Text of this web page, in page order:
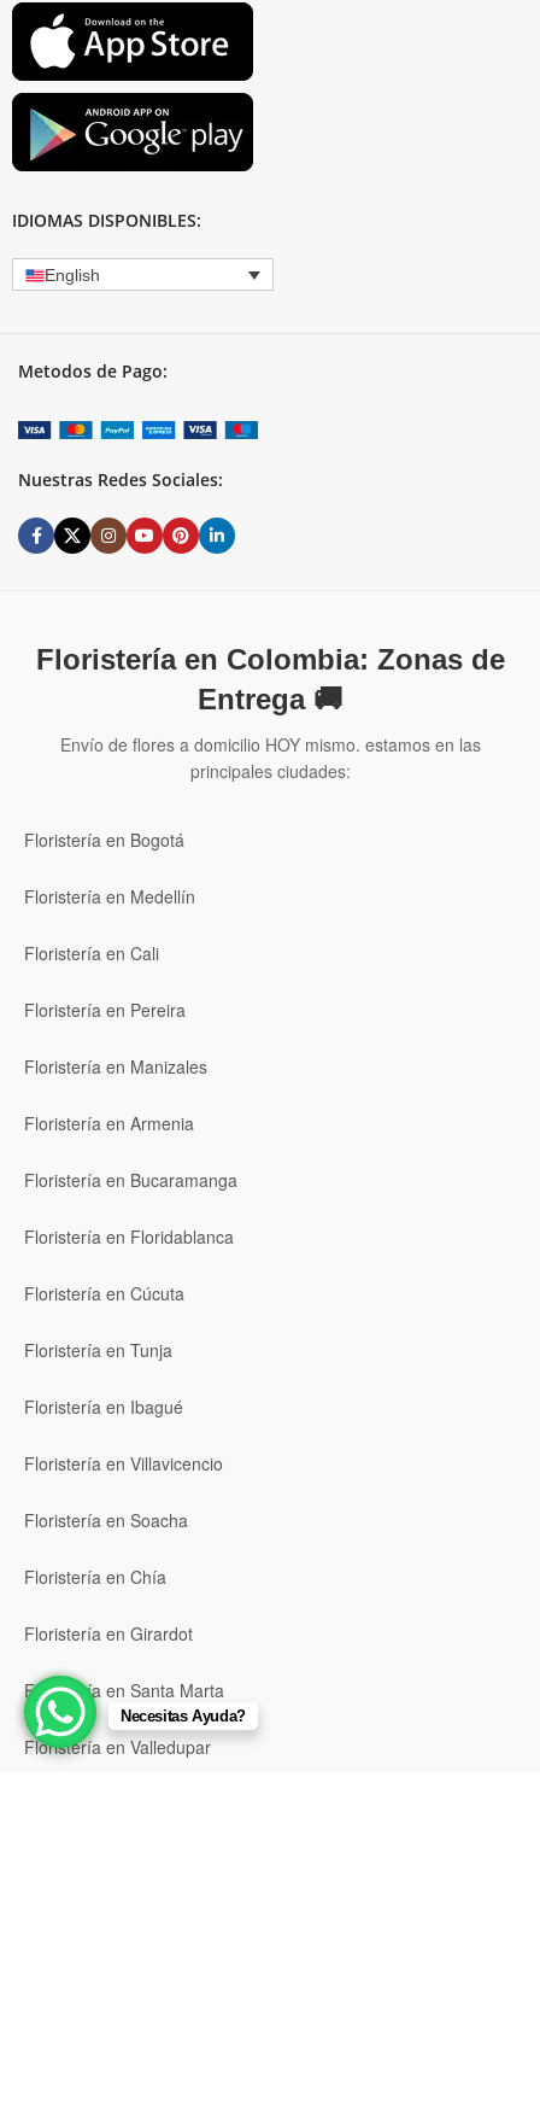
IDIOMAS DISPONIBLES:
English
Metodos de Pago:
Nuestras Redes Sociales:
Floristería en Colombia: Zonas de
Entrega 🚚
Envío de flores a domicilio HOY mismo. estamos en las
principales ciudades:
Floristería en Bogotá
Floristería en Medellín
Floristería en Cali
Floristería en Pereira
Floristería en Manizales
Floristería en Armenia
Floristería en Bucaramanga
Floristería en Floridablanca
Floristería en Cúcuta
Floristería en Tunja
Floristería en Ibagué
Floristería en Villavicencio
Floristería en Soacha
Floristería en Chía
Floristería en Girardot
Floristería en Santa Marta
Floristería en Valledupar
Necesitas Ayuda?